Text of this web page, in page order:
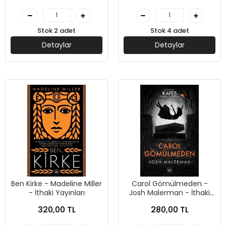
Stok 2 adet
Detaylar
Stok 4 adet
Detaylar
Ben Kirke - Madeline Miller
- İthaki Yayınları
320,00 TL
Carol Gömülmeden -
Josh Malerman - İthaki
280,00 TL